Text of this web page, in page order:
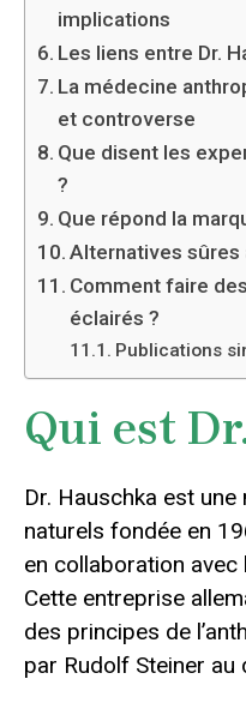
implications
Les liens entre Dr.
La médecine
et controverse
Que disent les
?
Que répond la
Alternatives sûres
Comment faire
éclairés ?
Publications
Qui est
Dr. Hauschka est
naturels fondée en
en collaboration avec
Cette entreprise
des principes de
par Rudolf Steiner au